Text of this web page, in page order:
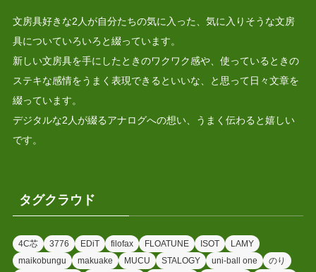
文房具好きな2人が自分たちの気に入った、気に入りそうな文房
具についていろいろと綴っています。
新しい文房具を手にしたときのワクワク感や、使っているときの
ステキな感情をうまく表現できるといいな、と思って日々文章を
綴っています。
デジタルな2人が綴るアナログへの想い、うまく伝わると嬉しい
です。
タグクラウド
4C芯 3776 EDiT filofax FLOATUNE ISOT
LAMY
maikobungu
makuake MUCU STALOGY uni-ball one のり